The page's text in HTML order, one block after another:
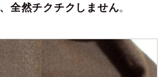
全然チクチクしません。